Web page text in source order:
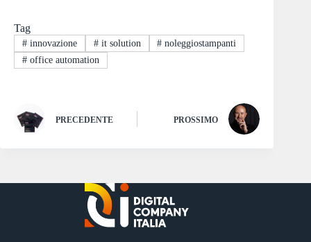
Tag
#innovazione #it solution # noleggiostampanti
#office automation
PRECEDENTE PROSSIMO